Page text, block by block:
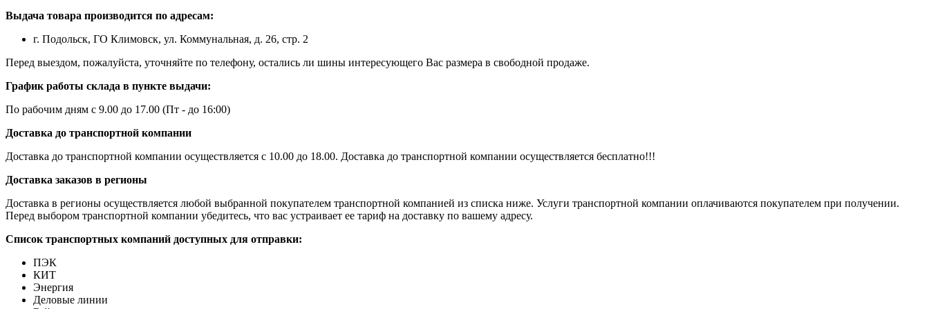
Выдача товара производится по адресам:
г. Подольск, ГО Климовск, ул. Коммунальная, д. 26, стр. 2
Перед выездом, пожалуйста, уточняйте по телефону, остались ли шины интересующего Вас размера в свободной продаже.
График работы склада в пункте выдачи:
По рабочим дням с 9.00 до 17.00 (Пт - до 16:00)
Доставка до транспортной компании
Доставка до транспортной компании осуществляется с 10.00 до 18.00. Доставка до транспортной компании осуществляется бесплатно!!!
Доставка заказов в регионы
Доставка в регионы осуществляется любой выбранной покупателем транспортной компанией из списка ниже. Услуги транспортной компании оплачиваются покупателем при получении.
Перед выбором транспортной компании убедитесь, что вас устраивает ее тариф на доставку по вашему адресу.
Список транспортных компаний доступных для отправки:
ПЭК
КИТ
Энергия
Деловые линии